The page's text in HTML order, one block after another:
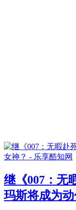
继《007：无
玛斯将成为